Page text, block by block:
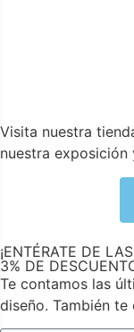
Visita nuestra
nuestra
¡ENTÉRATE DE
3% DE
Te contamos las
diseño. También